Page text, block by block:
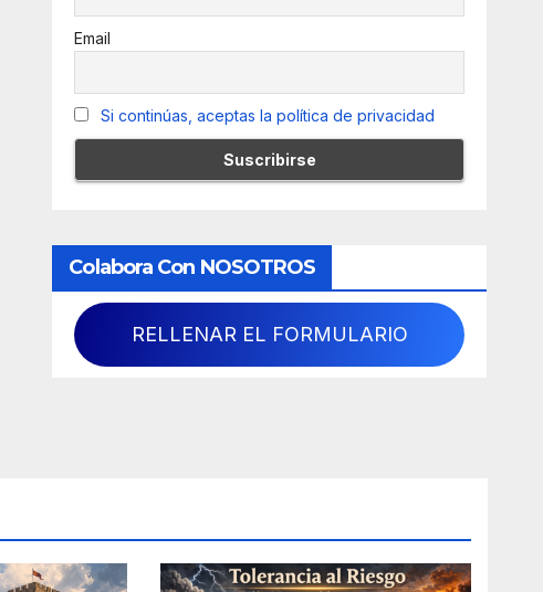
Email
Si continúas, aceptas la política de privacidad
Colabora Con NOSOTROS
RELLENAR EL FORMULARIO